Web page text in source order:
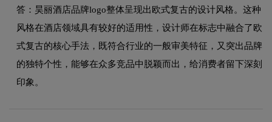
答：昊丽酒店品牌logo整体呈现出欧式复古的设计风格。这种
风格在酒店领域具有较好的适用性，设计师在标志中融合了欧
式复古的核心手法，既符合行业的一般审美特征，又突出品牌
的独特个性，能够在众多竞品中脱颖而出，给消费者留下深刻
印象。